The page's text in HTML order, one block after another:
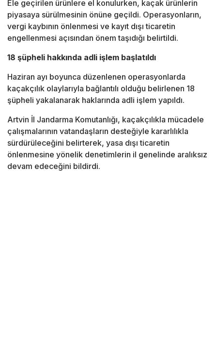
Ele geçirilen ürünlere el konulurken, kaçak ürünlerin
piyasaya sürülmesinin önüne geçildi. Operasyonların,
vergi kaybının önlenmesi ve kayıt dışı ticaretin
engellenmesi açısından önem taşıdığı belirtildi.
18 şüpheli hakkında adli işlem başlatıldı
Haziran ayı boyunca düzenlenen operasyonlarda
kaçakçılık olaylarıyla bağlantılı olduğu belirlenen 18
şüpheli yakalanarak haklarında adli işlem yapıldı.
Artvin İl Jandarma Komutanlığı, kaçakçılıkla mücadele
çalışmalarının vatandaşların desteğiyle kararlılıkla
sürdürüleceğini belirterek, yasa dışı ticaretin
önlenmesine yönelik denetimlerin il genelinde aralıksız
devam edeceğini bildirdi.